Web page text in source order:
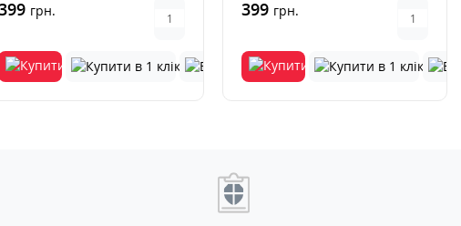
грн. 399 грн.